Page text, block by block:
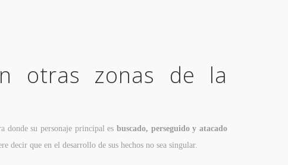
otras zonas de la
donde su personaje principal es buscado, perseguido y atacado
decir que en el desarrollo de sus hechos no sea singular.